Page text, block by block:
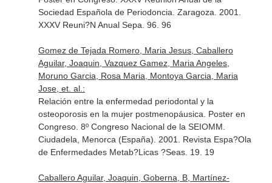
Sociedad Española de Periodoncia. Zaragoza. 2001.
XXXV Reuni?N Anual Sepa. 96. 96
Gomez de Tejada Romero, Maria Jesus, Caballero
Aguilar, Joaquin, Vazquez Gamez, Maria Angeles,
Moruno Garcia, Rosa Maria, Montoya Garcia, Maria
Jose, et. al.:
Relación entre la enfermedad periodontal y la
osteoporosis en la mujer postmenopáusica. Poster en
Congreso. 8º Congreso Nacional de la SEIOMM.
Ciudadela, Menorca (España). 2001. Revista Espa?Ola
de Enfermedades Metab?Licas ?Seas. 19. 19
Caballero Aguilar, Joaquin, Goberna, B, Martínez-